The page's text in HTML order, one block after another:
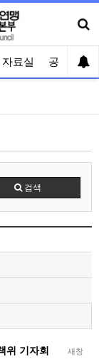
료실 공유게시
검색
새창
위 기자회